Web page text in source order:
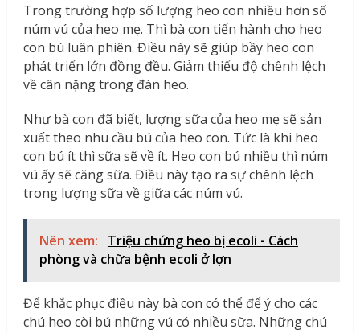
Trong trường hợp số lượng heo con nhiều hơn số
núm vú của heo mẹ. Thì bà con tiến hành cho heo
con bú luân phiên. Điều này sẽ giúp bầy heo con
phát triển lớn đồng đều. Giảm thiểu độ chênh lệch
về cân nặng trong đàn heo.
Như bà con đã biết, lượng sữa của heo mẹ sẽ sản
xuất theo nhu cầu bú của heo con. Tức là khi heo
con bú ít thì sữa sẽ về ít. Heo con bú nhiều thì núm
vú ấy sẽ căng sữa. Điều này tạo ra sự chênh lệch
trong lượng sữa về giữa các núm vú.
Nên xem:
Triệu chứng heo bị ecoli - Cách
phòng và chữa bệnh ecoli ở lợn
Để khắc phục điều này bà con có thể để ý cho các
chú heo còi bú những vú có nhiều sữa. Những chú